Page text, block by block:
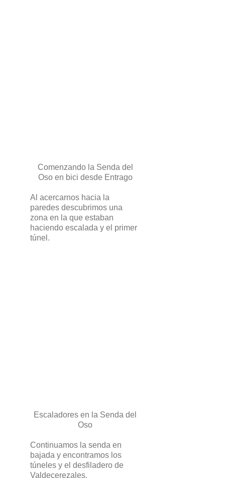
Comenzando la Senda del
Oso en bici desde Entrago
Al acercarnos hacia la
paredes descubrimos una
zona en la que estaban
haciendo escalada y el primer
túnel.
Escaladores en la Senda del
Oso
Continuamos la senda en
bajada y encontramos los
túneles y el desfiladero de
Valdecerezales.